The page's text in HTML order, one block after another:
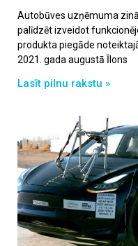
Autobūves uzņēmuma
palīdzēt izveidot
produkta piegāde
2021. gada augustā Īlons
Lasīt pilnu rakstu »